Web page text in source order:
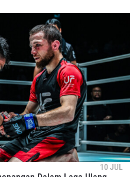
10 JUL